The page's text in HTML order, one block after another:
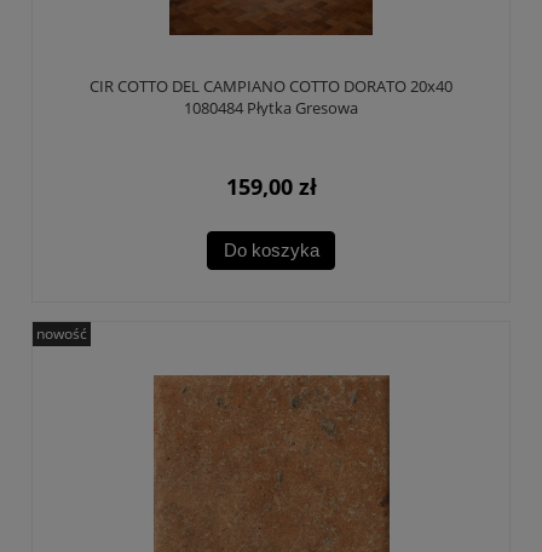
CIR COTTO DEL CAMPIANO COTTO DORATO 20x40
1080484 Płytka Gresowa
159,00 zł
Do koszyka
nowość